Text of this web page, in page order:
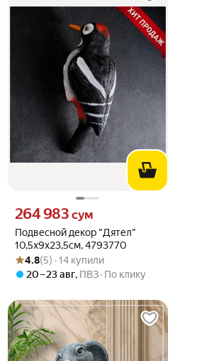
Подвесной декор "Дятел"
10,5х9х23,5см, 4793770
Цена 264983 сум вместо
264 983 сум
Рейтинг товара: 4.8 из 5
Оценок: (5) · 14 купили
4.8(5) · 14 купили
20 – 23 авг, ПВЗ По клику